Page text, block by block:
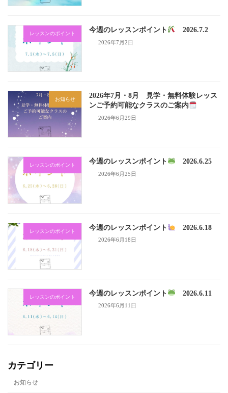
レッスンのポイント 今週のレッスンポイント 2026.7.2
2026年7月2日
お知らせ
2026年7月・8月 見学・無料体験レッス
ンご予約可能なクラスのご案内
2026年6月29日
レッスンのポイント 今週のレッスンポイント 2026.6.25
2026年6月25日
レッスンのポイント 今週のレッスンポイント 2026.6.18
2026年6月18日
レッスンのポイント 今週のレッスンポイント 2026.6.11
2026年6月11日
カテゴリー
お知らせ